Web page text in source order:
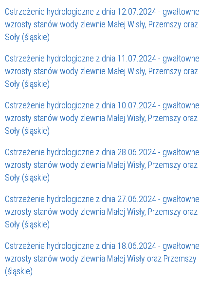
Ostrzeżenie hydrologiczne z dnia 12.07.2024 - gwałtowne
wzrosty stanów wody zlewnie Małej Wisły, Przemszy oraz
Soły (śląskie)
Ostrzeżenie hydrologiczne z dnia 11.07.2024 - gwałtowne
wzrosty stanów wody zlewnie Małej Wisły, Przemszy oraz
Soły (śląskie)
Ostrzeżenie hydrologiczne z dnia 10.07.2024 - gwałtowne
wzrosty stanów wody zlewnia Małej Wisły, Przemszy oraz
Soły (śląskie)
Ostrzeżenie hydrologiczne z dnia 28.06.2024 - gwałtowne
wzrosty stanów wody zlewnia Małej Wisły, Przemszy oraz
Soły (śląskie)
Ostrzeżenie hydrologiczne z dnia 27.06.2024 - gwałtowne
wzrosty stanów wody zlewnia Małej Wisły, Przemszy oraz
Soły (śląskie)
Ostrzeżenie hydrologiczne z dnia 18.06.2024 - gwałtowne
wzrosty stanów wody zlewnia Małej Wisły oraz Przemszy
(śląskie)